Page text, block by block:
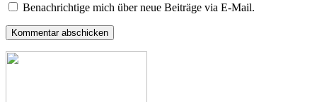
Benachrichtige mich über neue Beiträge via E-Mail.